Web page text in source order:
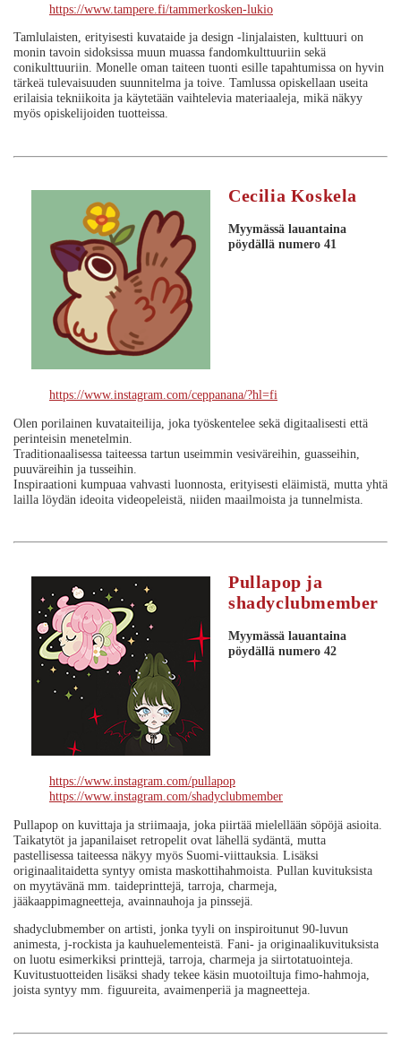
https://www.tampere.fi/tammerkosken-lukio
Tamlulaisten, erityisesti kuvataide ja design -linjalaisten, kulttuuri on
monin tavoin sidoksissa muun muassa fandomkulttuuriin sekä
conikulttuuriin. Monelle oman taiteen tuonti esille tapahtumissa on hyvin
tärkeä tulevaisuuden suunnitelma ja toive. Tamlussa opiskellaan useita
erilaisia tekniikoita ja käytetään vaihtelevia materiaaleja, mikä näkyy
myös opiskelijoiden tuotteissa.
Cecilia Koskela
Myymässä lauantaina
pöydällä numero 41
https://www.instagram.com/ceppanana/?hl=fi
Olen porilainen kuvataiteilija, joka työskentelee sekä digitaalisesti että
perinteisin menetelmin.
Traditionaalisessa taiteessa tartun useimmin vesiväreihin, guasseihin,
puuväreihin ja tusseihin.
Inspiraationi kumpuaa vahvasti luonnosta, erityisesti eläimistä, mutta yhtä
lailla löydän ideoita videopeleistä, niiden maailmoista ja tunnelmista.
Pullapop ja
shadyclubmember
Myymässä lauantaina
pöydällä numero 42
https://www.instagram.com/pullapop
https://www.instagram.com/shadyclubmember
Pullapop on kuvittaja ja striimaaja, joka piirtää mielellään söpöjä asioita.
Taikatytöt ja japanilaiset retropelit ovat lähellä sydäntä, mutta
pastellisessa taiteessa näkyy myös Suomi-viittauksia. Lisäksi
originaalitaidetta syntyy omista maskottihahmoista. Pullan kuvituksista
on myytävänä mm. taideprinttejä, tarroja, charmeja,
jääkaappimagneetteja, avainnauhoja ja pinssejä.
shadyclubmember on artisti, jonka tyyli on inspiroitunut 90-luvun
animesta, j-rockista ja kauhuelementeistä. Fani- ja originaalikuvituksista
on luotu esimerkiksi printtejä, tarroja, charmeja ja siirtotatuointeja.
Kuvitustuotteiden lisäksi shady tekee käsin muotoiltuja fimo-hahmoja,
joista syntyy mm. figuureita, avaimenperiä ja magneetteja.